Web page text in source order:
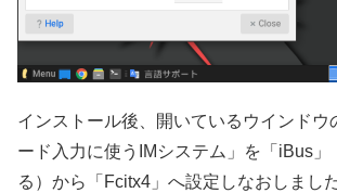
インストール後、開いているウインドウ
ード入力に使うIMシステム」を「iBus」
る）から「Fcitx4」へ設定しなおしました